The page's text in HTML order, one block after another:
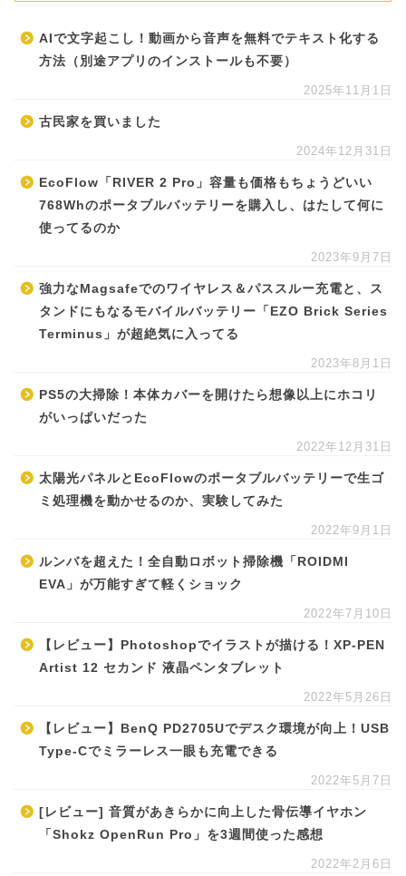
AIで文字起こし！動画から音声を無料でテキスト化する
方法（別途アプリのインストールも不要）
2025年11月1日
古民家を買いました
2024年12月31日
EcoFlow「RIVER 2 Pro」容量も価格もちょうどいい
768Whのポータブルバッテリーを購入し、はたして何に
使ってるのか
2023年9月7日
強力なMagsafeでのワイヤレス＆パススルー充電と、ス
タンドにもなるモバイルバッテリー「EZO Brick Series
Terminus」が超絶気に入ってる
2023年8月1日
PS5の大掃除！本体カバーを開けたら想像以上にホコリ
がいっぱいだった
2022年12月31日
太陽光パネルとEcoFlowのポータブルバッテリーで生ゴ
ミ処理機を動かせるのか、実験してみた
2022年9月1日
ルンバを超えた！全自動ロボット掃除機「ROIDMI
EVA」が万能すぎて軽くショック
2022年7月10日
【レビュー】Photoshopでイラストが描ける！XP-PEN
Artist 12 セカンド 液晶ペンタブレット
2022年5月26日
【レビュー】BenQ PD2705Uでデスク環境が向上！USB
Type-Cでミラーレス一眼も充電できる
2022年5月7日
[レビュー] 音質があきらかに向上した骨伝導イヤホン
「Shokz OpenRun Pro」を3週間使った感想
2022年2月6日